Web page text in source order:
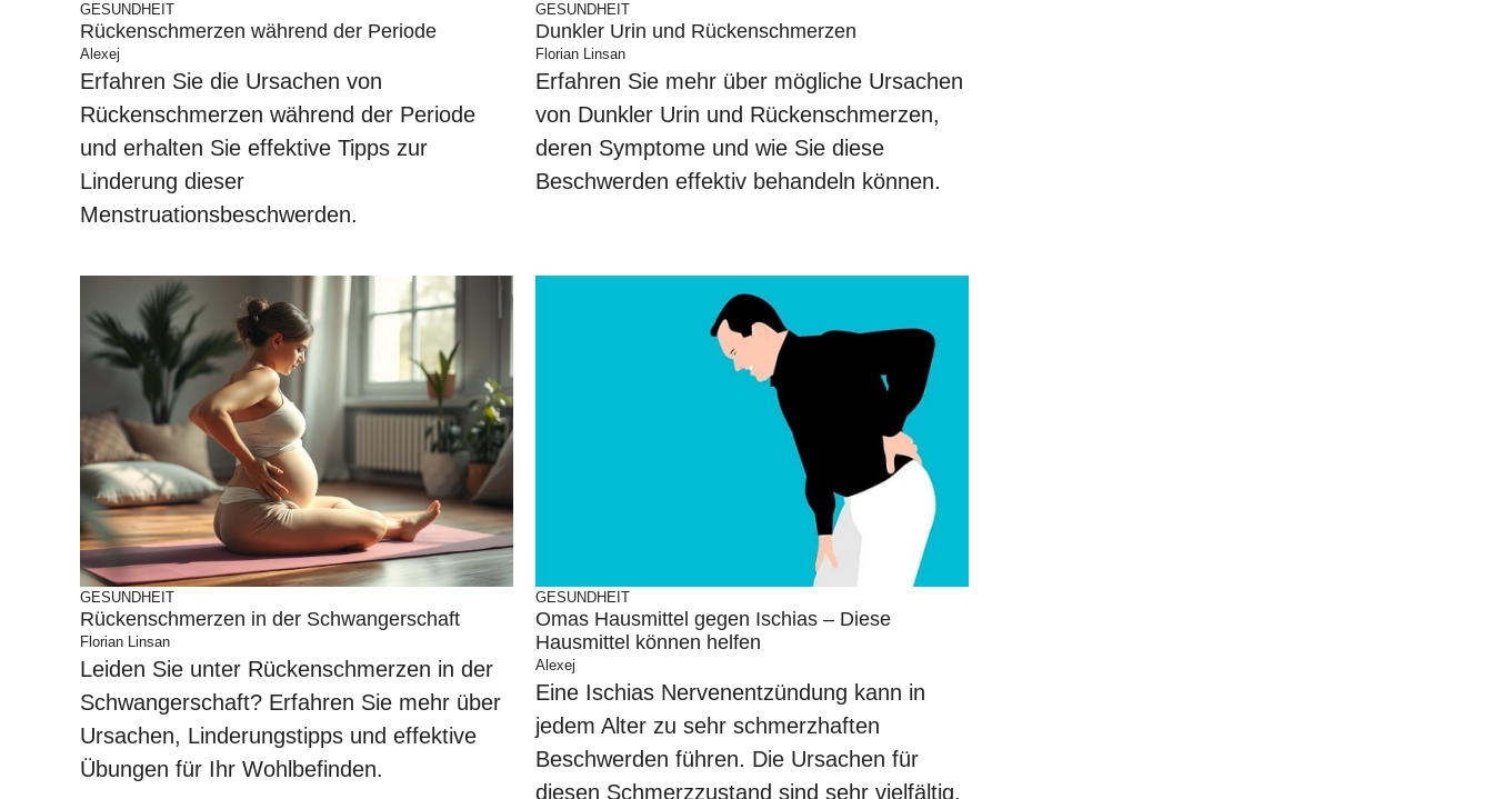
GESUNDHEIT
Rückenschmerzen während der Periode
Alexej
Erfahren Sie die Ursachen von
Rückenschmerzen während der Periode
und erhalten Sie effektive Tipps zur
Linderung dieser
Menstruationsbeschwerden.
GESUNDHEIT
Dunkler Urin und Rückenschmerzen
Florian Linsan
Erfahren Sie mehr über mögliche Ursachen
von Dunkler Urin und Rückenschmerzen,
deren Symptome und wie Sie diese
Beschwerden effektiv behandeln können.
GESUNDHEIT
Rückenschmerzen in der Schwangerschaft
Florian Linsan
Leiden Sie unter Rückenschmerzen in der
Schwangerschaft? Erfahren Sie mehr über
Ursachen, Linderungstipps und effektive
Übungen für Ihr Wohlbefinden.
GESUNDHEIT
Omas Hausmittel gegen Ischias – Diese
Hausmittel können helfen
Alexej
Eine Ischias Nervenentzündung kann in
jedem Alter zu sehr schmerzhaften
Beschwerden führen. Die Ursachen für
diesen Schmerzzustand sind sehr vielfältig.